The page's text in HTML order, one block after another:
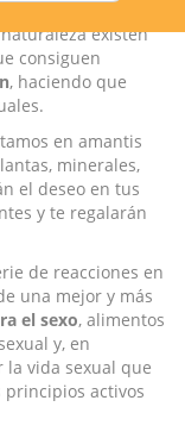
existen
consiguen
, haciendo que
en amantis
minerales,
el deseo en tus
y te regalarán
de reacciones en
una mejor y más
el sexo, alimentos
y, en
vida sexual que
principios activos